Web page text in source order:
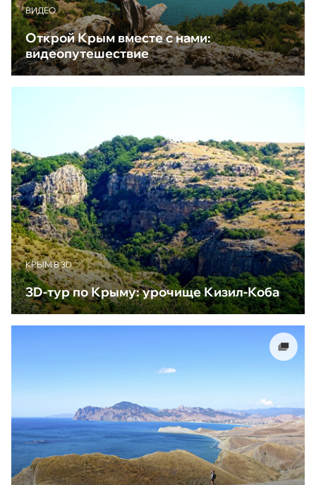
ВИДЕО
Открой Крым вместе с нами:
видеопутешествие
КРЫМ В 3D
3D-тур по Крыму: урочище Кизил-Коба